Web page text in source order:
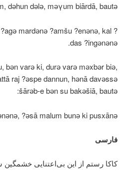
dәhun dәlә, mәγum biārdā, bautә:
mardәnә ?amšu ?enәnә, kal
das ?ingәnәnә.
bәn varә ki, durә varә mәxbәr biә,
raj ?әspe dannun, hәnā davәssә
šārәb-e bәn su bakәšiā, bautә:
?әsā malum bunә ki pusxānә.
فارسی
کاکا رستم از این بی‌اعتنایی